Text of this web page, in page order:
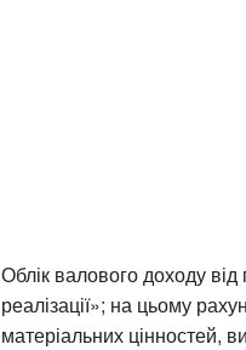
Облік валового доходу
реалізації»; на цьому
матеріальних цінностей,